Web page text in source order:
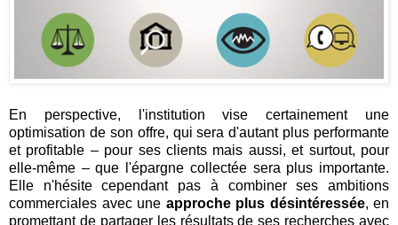
En perspective, l'institution vise certainement une
optimisation de son offre, qui sera d'autant plus performante
et profitable – pour ses clients mais aussi, et surtout, pour
elle-même – que l'épargne collectée sera plus importante.
Elle n'hésite cependant pas à combiner ses ambitions
commerciales avec une approche plus désintéressée, en
promettant de partager les résultats de ses recherches avec